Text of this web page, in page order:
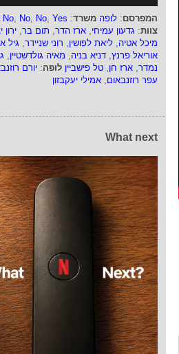
המפרסם: לופה משרד:
No, No, No, Yes
צוות: גדעון עמיחי, ארז הדר, תום בר,
מיכל אטיה, ליאת לפושין, רוני שניידר, גיל
אוריאל פרנץ, דניא בניה, מאיה גולדשטיין,
נמדר, ארז חן, טל פישביין לופה: יורם
עפר רוזנבאום, אמילי יעקבזון
What next